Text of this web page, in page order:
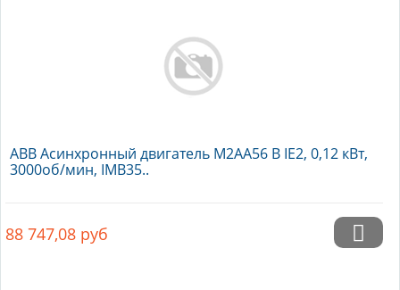
ABB Асинхронный двигатель M2AA56 B IE2, 0,12 кВт,
3000об/мин, IMB35..
88 747,08 руб